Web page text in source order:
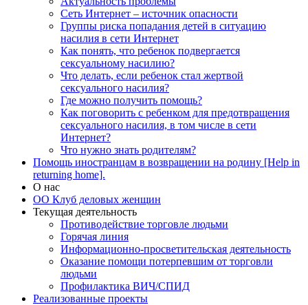
Сеть Интернет – источник опасности
Группы риска попадания детей в ситуацию
насилия в сети Интернет
Как понять, что ребенок подвергается
сексуальному насилию?
Что делать, если ребенок стал жертвой
сексуального насилия?
Где можно получить помощь?
Как поговорить с ребенком для предотвращения
сексуального насилия, в том числе в сети
Интернет?
Что нужно знать родителям?
Помощь иностранцам в возвращении на родину [Help in
returning home].
О нас
ОО Клуб деловых женщин
Текущая деятельность
Противодействие торговле людьми
Горячая линия
Информационно-просветительская деятельность
Оказание помощи потерпевшим от торговли
людьми
Профилактика ВИЧ/СПИД
Реализованные проекты